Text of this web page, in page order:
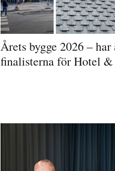
Årets bygge 2026 – har
finalisterna för Hotel